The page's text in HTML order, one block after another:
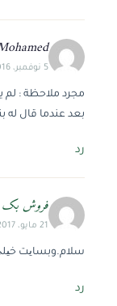
5 نوفمبر، 2016 في 2:05 ص
مجرد ملاحظة : لم
بعد عندما قال له
رد
فروش بک
21 مايو، 2017 في 12:53 م
سلام.وبسایت
رد